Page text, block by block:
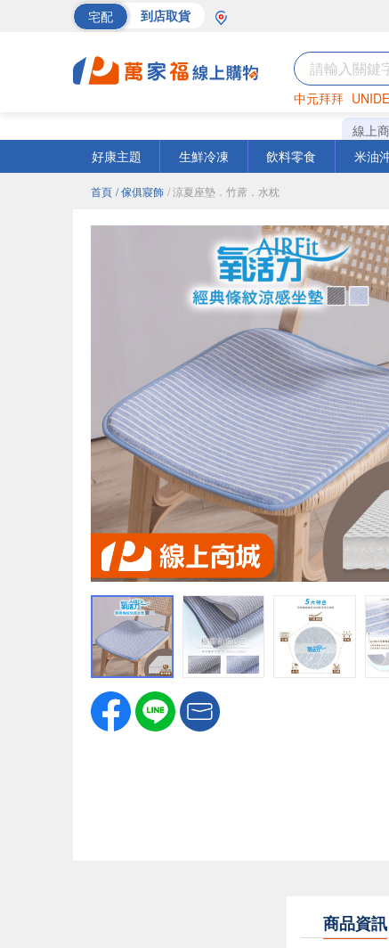
宅配 到店取貨
中元拜拜
巧克力 罐
線上
好康主題
生鮮冷凍 飲料零食 米油
首頁 / 傢俱寢飾 / 涼夏座墊．竹蓆．水枕
商品資訊